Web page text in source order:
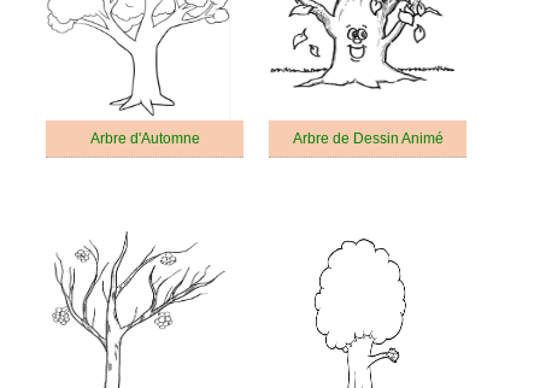
Arbre d'Automne Arbre de Dessin Animé